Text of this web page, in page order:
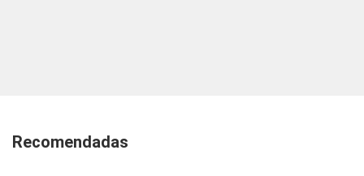
Recomendadas